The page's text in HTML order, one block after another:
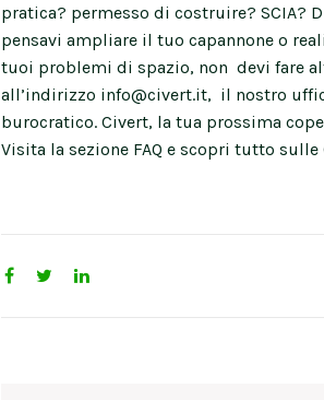
pratica? permesso di costruire? SCIA?
pensavi ampliare il tuo capannone o
tuoi problemi di spazio, non devi fare
all’indirizzo info@civert.it, il nostro
burocratico. Civert, la tua prossima
Visita la sezione FAQ e scopri tutto